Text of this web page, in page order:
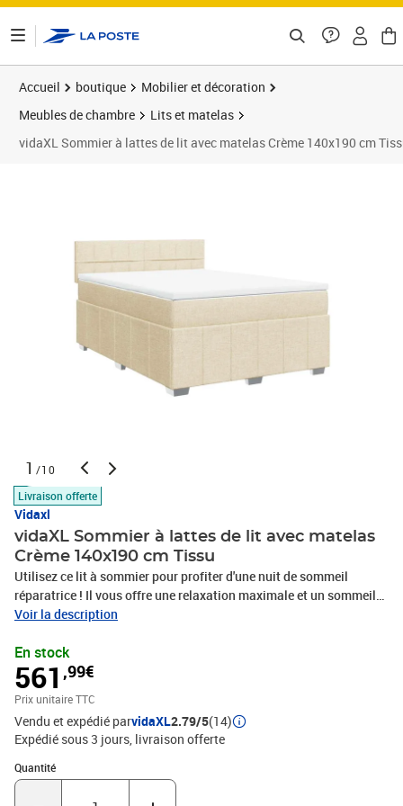
Accueil boutique
Mobilier et décoration
Meubles de chambre
Lits et matelas
vidaXL Sommier à lattes de lit avec matelas Crème 140x190 cm
1 /10
Livraison offerte
Vidaxl
vidaXL Sommier à lattes de lit avec matelas
Crème 140x190 cm Tissu
Utilisez ce lit à sommier pour profiter d'une nuit de sommeil
réparatrice ! Il vous offre une relaxation maximale et un sommeil
agréable. Matériau doux et durable : le tissu en polyester allie
une convivialité ultimes.Matelas à ressorts ensachés : ce matelas
à ressorts ensachés comporte des ressorts ensachés individuels
qui fonctionnent indépendamment pour offrir un soutien
personnalisé en réagissant uniquement à la pression exercée dans
chaque zone. Cette conception empêche « l'enroulement » et réduit
le transfert de mouvement par rapport aux matelas traditionnels à
ressorts ouverts. Chaque ressort ensaché soutient le corps
individuellement.Tête de lit réglable en hauteur : la tête de lit est
Voir la description
En stock
561 ,99€
Prix unitaire TTC
Vendu et expédié parvidaXL2.79/5(14)
Expédié sous 3 jours livraison offerte
Quantité
Quantité : 1